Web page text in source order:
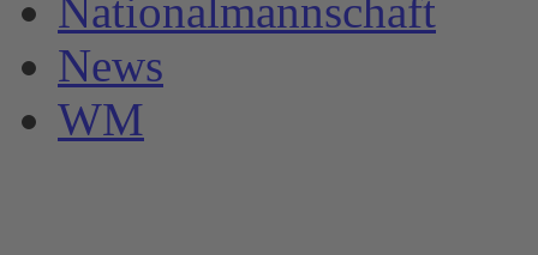
Nationalmannschaft
News
WM